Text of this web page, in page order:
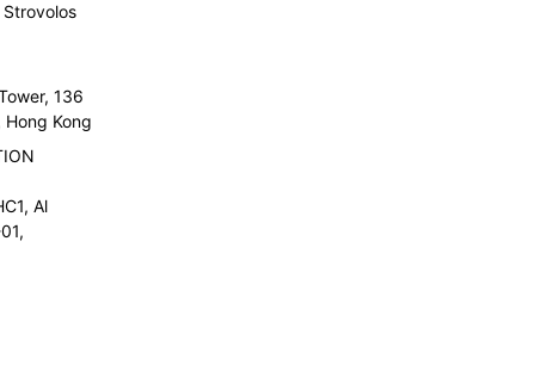
Strovolos
136
Hong Kong
Al